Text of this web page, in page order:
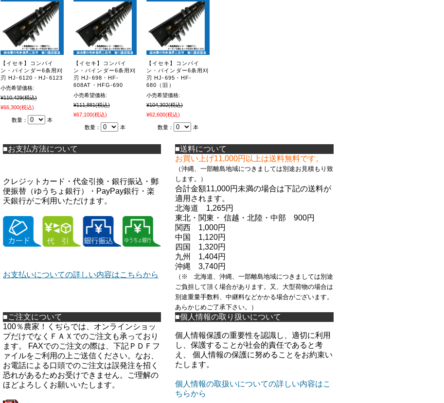
【イセキ】コンバイ
ン・バインダー6条用刈
刃 HJ-6120・HJ-6123
小売希望価格:
¥110,429(税込)
¥66,300(税込)
数量： 本
【イセキ】コンバイ
ン・バインダー6条用刈
刃 HJ-698・HF-
608AT・HFG-690
小売希望価格:
¥111,881(税込)
¥67,100(税込)
数量： 本
【イセキ】コンバイ
ン・バインダー6条用刈
刃 HJ-695・HF-
680（旧）
小売希望価格:
¥104,302(税込)
¥62,600(税込)
数量： 本
■お支払方法について ■送料について
クレジットカード・代金引換・銀行振込・郵
便振替（ゆうちょ銀行）・PayPay銀行・楽
天銀行がご利用いただけます。
お支払いについての詳しい内容はこちらから
お買い上げ11,000円以上は送料無料です。
（沖縄、一部離島地域につきましては別途お見積もり致
します。）
合計金額11,000円未満の場合は下記の送料が
適用されます。
北海道 1,265円
東北・関東・ 信越 ・北陸 ・中部 900円
関西 1,000円
中国 1,120円
四国 1,320円
九州 1,404円
沖縄 3,740円
（※ 北海道、沖縄、一部離島地域につきましては別途
ご負担して頂く場合があります。又、大型荷物の場合は
別途重量手数料、中継料などかかる場合がございます。
あらかじめご了承下さい。）
■ご注文について
■個人情報の取り扱いについて
100％農家！くぢらでは、オンラインショッ
プだけでなくＦＡＸでのご注文も承っており
ます。 FAXでのご注文の際は、下記ＰＤＦフ
ァイルをご利用の上ご送信ください。なお、
お電話による口頭でのご注文は誤発注を招く
恐れがあるためお受けできません。ご理解の
ほどよろしくお願いいたします。
個人情報保護の重要性を認識し、適切に利用
し、保護することが社会的責任であると考
え、 個人情報の保護に努めることをお約束い
たします。
個人情報の取扱いについての詳しい内容はこ
ちらから